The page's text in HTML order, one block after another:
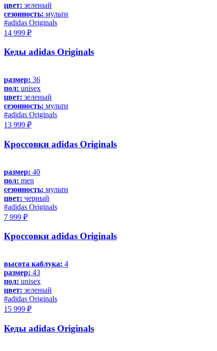
цвет: зеленый
сезонность: мульти
#adidas Originals
14 999 ₽
Кеды adidas Originals
размер: 36
пол: unisex
цвет: зеленый
сезонность: мульти
#adidas Originals
13 999 ₽
Кроссовки adidas Originals
размер: 40
пол: men
сезонность: мульти
цвет: черный
#adidas Originals
7 999 ₽
Кроссовки adidas Originals
высота каблука: 4
размер: 43
пол: unisex
цвет: зеленый
#adidas Originals
15 999 ₽
Кеды adidas Originals